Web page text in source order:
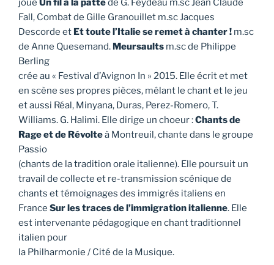
joue Un fil à la pattede G. Feydeau m.sc Jean Claude
Fall, Combat de Gille Granouillet m.sc Jacques
Descorde et Et toute l’Italie se remet à chanter ! m.sc
de Anne Quesemand. Meursaults m.sc de Philippe
Berling
crée au « Festival d’Avignon In » 2015. Elle écrit et met
en scène ses propres pièces, mêlant le chant et le jeu
et aussi Réal, Minyana, Duras, Perez-Romero, T.
Williams. G. Halimi. Elle dirige un choeur :Chants de
Rage et de Révolteà Montreuil, chante dans le groupe
Passio
(chants de la tradition orale italienne). Elle poursuit un
travail de collecte et re-transmission scénique de
chants et témoignages des immigrés italiens en
France Sur les traces de l’immigration italienne. Elle
est intervenante pédagogique en chant traditionnel
italien pour
la Philharmonie / Cité de la Musique.